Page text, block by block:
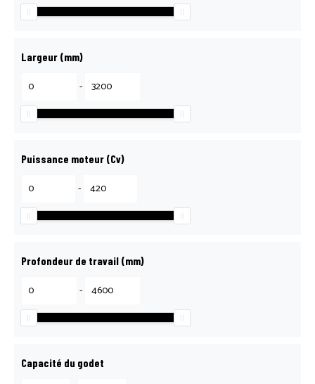
Largeur (mm)
-
Puissance moteur (Cv)
-
Profondeur de travail (mm)
-
Capacité du godet